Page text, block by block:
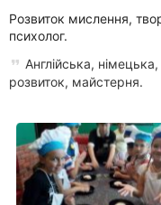
Розвиток мислення,
психолог.
Англійська,
розвиток, майстерня.